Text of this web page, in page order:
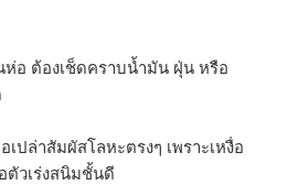
ห่อ ต้องเช็ดคราบน้ำมัน ฝุ่น หรือ
เปล่าสัมผัสโลหะตรงๆ เพราะเหงื่อ
ตัวเร่งสนิมชั้นดี